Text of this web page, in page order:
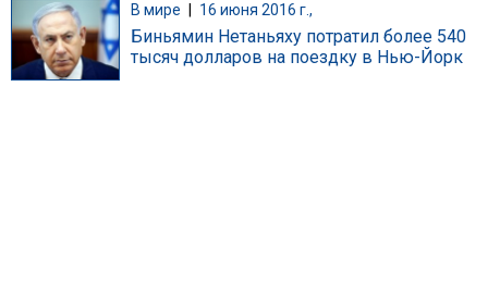
В мире 16 июня 2016 г.,
Биньямин Нетаньяху потратил более 540
тысяч долларов на поездку в Нью-Йорк